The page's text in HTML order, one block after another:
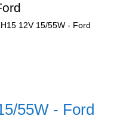
12V 15/55W - Ford
55W - Ford